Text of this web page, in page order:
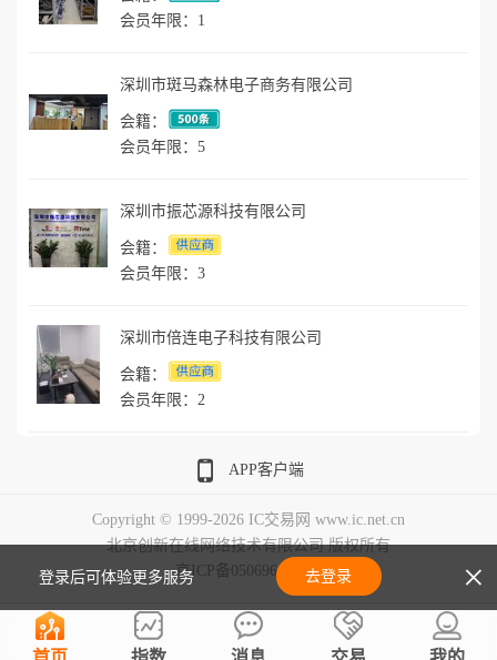
会员年限：1
深圳市斑马森林电子商务有限公司
会籍：
会员年限：5
深圳市振芯源科技有限公司
会籍：
会员年限：3
深圳市倍连电子科技有限公司
会籍：
会员年限：2
APP客户端
Copyright © 1999-2026 IC交易网 www.ic.net.cn
北京创新在线网络技术有限公司 版权所有
京ICP备05069643号-7
登录后可体验更多服务 去登录 ×